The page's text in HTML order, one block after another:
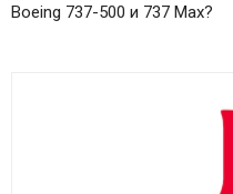
Boeing 737-500 и 737 Max?